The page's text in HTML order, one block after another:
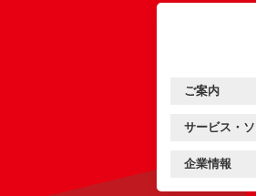
中部電力パワ
ご案内
（新しいウ
中部電力パ
サービス・
（新しいウ
中部電力パワ
企業情報
（新しいウ